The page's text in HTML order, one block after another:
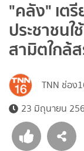
"คลัง" เต
ประชาชน
สามิตใกล้
TNN ช่อง
23 มิถุนายน